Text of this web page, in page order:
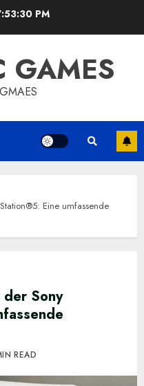
PM
GAMES
Eine umfassende
Sony
READ